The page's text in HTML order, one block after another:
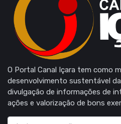
O Portal Canal Içara tem como
desenvolvimento sustentável
divulgação de informações de
ações e valorização de bons